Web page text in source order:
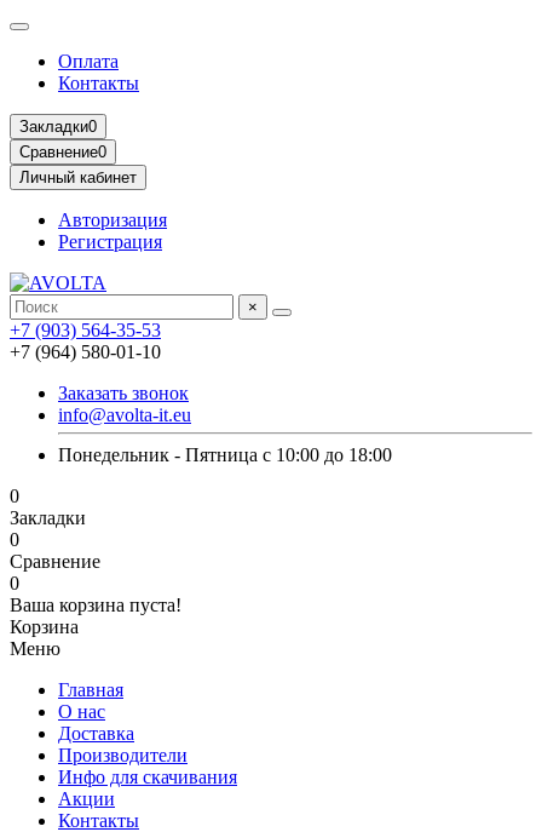
Оплата
Контакты
Закладки0
Сравнение0
Личный кабинет
Авторизация
Регистрация
×
+7 (903) 564-35-53
+7 (964) 580-01-10
Заказать звонок
info@avolta-it.eu
Понедельник - Пятница с 10:00 до 18:00
0
Закладки
0
Сравнение
0
Ваша корзина пуста!
Корзина
Меню
Главная
О нас
Доставка
Производители
Инфо для скачивания
Акции
Контакты